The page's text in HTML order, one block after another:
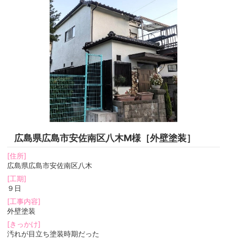
広島県広島市安佐南区八木M様［外壁塗装］
[住所]
広島県広島市安佐南区八木
[工期]
９日
[工事内容]
外壁塗装
[きっかけ]
汚れが目立ち塗装時期だった